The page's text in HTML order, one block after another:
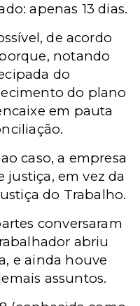
apenas 13 dias.
de acordo
notando
do
do plano
em pauta
caso, a empresa
em vez da
do Trabalho.
conversaram
abriu
e ainda houve
assuntos.